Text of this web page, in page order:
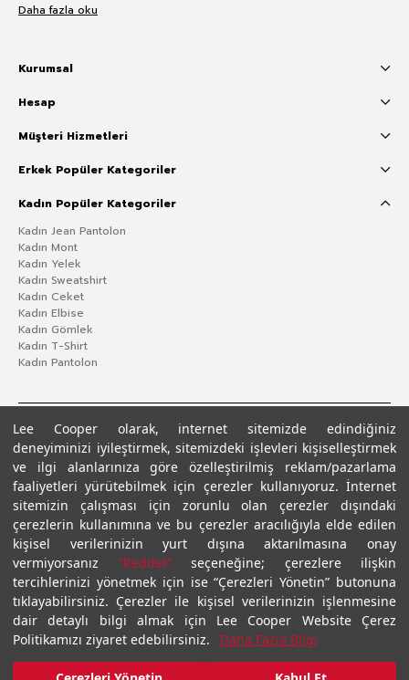
Lee Cooper olarak, internet sitemizde edindiğiniz
deneyiminizi iyileştirmek, sitemizdeki işlevleri kişiselleştirmek
ve ilgi alanlarınıza göre özelleştirilmiş reklam/pazarlama
faaliyetleri yürütebilmek için çerezler kullanıyoruz. İnternet
sitemizin çalışması için zorunlu olan çerezler dışındaki
çerezlerin kullanımına ve bu çerezler aracılığıyla elde edilen
kişisel verilerinizin yurt dışına aktarılmasına onay
vermiyorsanız “Reddet”seçeneğine; çerezlere ilişkin
tercihlerinizi yönetmek için ise “Çerezleri Yönetin” butonuna
tıklayabilirsiniz. Çerezler ile kişisel verilerinizin işlenmesine
dair detaylı bilgi almak için Lee Cooper Website Çerez
Politikamızı ziyaret edebilirsiniz.
Daha Fazla Bilgi
Daha fazla oku
Kurumsal
Hesap
Müşteri Hizmetleri
Erkek Popüler Kategoriler
Kadın Popüler Kategoriler
Kadın Jean Pantolon
Kadın Mont
Kadın Yelek
Kadın Sweatshirt
Kadın Ceket
Kadın Elbise
Kadın Gömlek
Kadın T-Shirt
Kadın Pantolon
Gizlilik PolitikasıÇerez Politikası KVKK Aydınlatma MetniŞartlar ve Koşullar
© 2026 Leecooper - Tüm Hakları Saklıdır.
₺1.499,00